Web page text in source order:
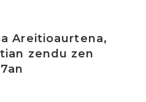
Areitioaurtena,
zendu zen